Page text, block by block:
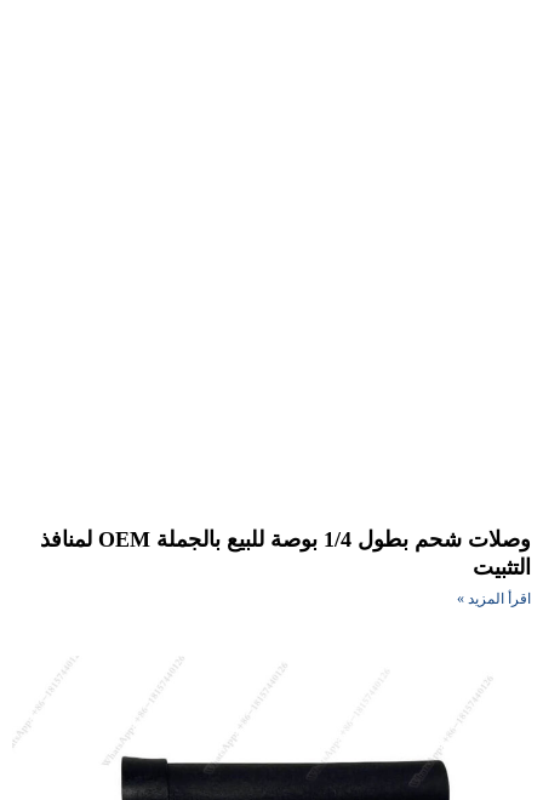
وصلات شحم بطول 1/4 بوصة للبيع بالجملة OEM لمنافذ
المزيد »